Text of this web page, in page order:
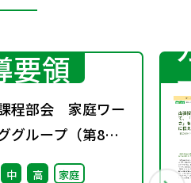
要領
程部会 家庭ワー
グループ（第8
配付資料
中 高 家庭